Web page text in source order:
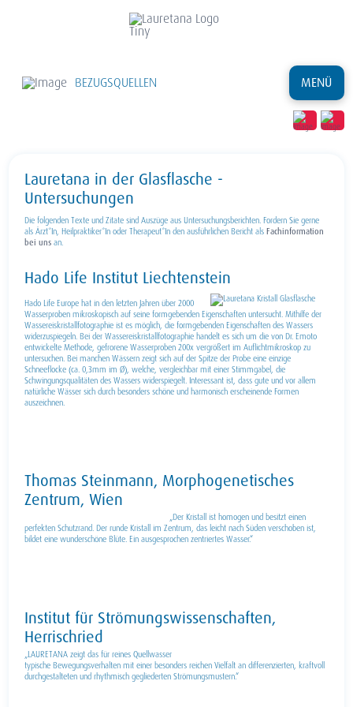
BEZUGSQUELLEN MENÜ
Lauretana in der Glasflasche -
Untersuchungen
Die folgenden Texte und Zitate sind Auszüge aus Untersuchungsberichten. Fordern Sie gerne
als Ärzt*In, Heilpraktiker*In oder Therapeut*In den ausführlichen Bericht alsFachinformation
bei uns an.
Hado Life Institut Liechtenstein
Hado Life Europe hat in den letzten Jahren über 2000
Wasserproben mikroskopisch auf seine formgebenden Eigenschaften untersucht. Mithilfe der
Wassereiskristallfotographie ist es möglich, die formgebenden Eigenschaften des Wassers
widerzuspiegeln. Bei der Wassereiskristallfotographie handelt es sich um die von Dr. Emoto
entwickelte Methode, gefrorene Wasserproben 200x vergrößert im Auflichtmikroskop zu
untersuchen. Bei manchen Wässern zeigt sich auf der Spitze der Probe eine einzige
Schneeflocke (ca. 0,3mm im Ø), welche, vergleichbar mit einer Stimmgabel, die
Schwingungsqualitäten des Wassers widerspiegelt. Interessant ist, dass gute und vor allem
natürliche Wässer sich durch besonders schöne und harmonisch erscheinende Formen
auszeichnen.
Thomas Steinmann, Morphogenetisches
Zentrum, Wien
„Der Kristall ist homogen und besitzt einen
perfekten Schutzrand. Der runde Kristall im Zentrum, das leicht nach Süden verschoben ist,
bildet eine wunderschöne Blüte. Ein ausgesprochen zentriertes Wasser.“
Institut für Strömungswissenschaften,
Herrischried
„LAURETANA zeigt das für reines Quellwasser
typische Bewegungsverhalten mit einer besonders reichen Vielfalt an differenzierten, kraftvoll
durchgestalteten und rhythmisch gegliederten Strömungsmustern.“